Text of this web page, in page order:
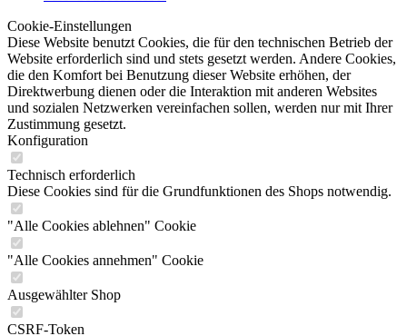
Cookie-Einstellungen
Diese Website benutzt Cookies, die für den technischen Betrieb der
Website erforderlich sind und stets gesetzt werden. Andere Cookies,
die den Komfort bei Benutzung dieser Website erhöhen, der
Direktwerbung dienen oder die Interaktion mit anderen Websites
und sozialen Netzwerken vereinfachen sollen, werden nur mit Ihrer
Zustimmung gesetzt.
Konfiguration
Technisch erforderlich
Diese Cookies sind für die Grundfunktionen des Shops notwendig.
"Alle Cookies ablehnen" Cookie
"Alle Cookies annehmen" Cookie
Ausgewählter Shop
CSRF-Token